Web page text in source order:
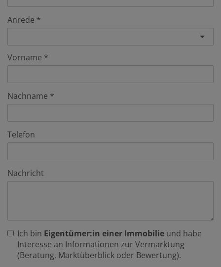
Anrede
Vorname
Nachname
Telefon
Nachricht
Ich bin Eigentümer:in einer Immobilie und habe
Interesse an Informationen zur Vermarktung
(Beratung, Marktüberblick oder Bewertung).